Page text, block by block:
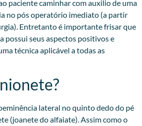
paciente caminhar com auxilio de uma
no pós operatório imediato (a partir
Entretanto é importante frisar que
possui seus aspectos positivos e
técnica aplicável a todas as
lateral no quinto dedo do pé
(joanete do alfaiate). Assim como o